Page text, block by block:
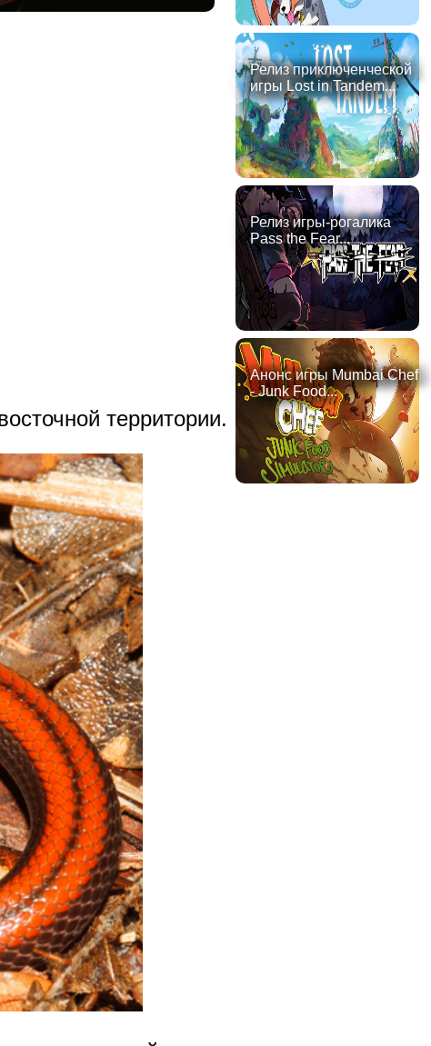
территории.
Релиз приключенческой
игры Lost in Tandem...
Релиз игры-рогалика
Pass the Fear...
Анонс игры Mumbai Chef
- Junk Food...